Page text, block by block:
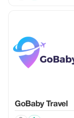
GoBaby Travel